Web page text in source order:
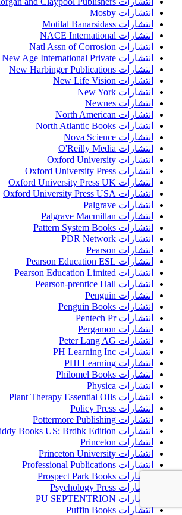
انتشارات Mosby
انتشارات Motilal Banarsidass
انتشارات NACE International
انتشارات Natl Assn of Corrosion
انتشارات New Age International Private
انتشارات New Harbinger Publications
انتشارات New Life Vision
انتشارات New York
انتشارات Newnes
انتشارات North American
انتشارات North Atlantic Books
انتشارات Nova Science
انتشارات O'Reilly Media
انتشارات Oxford University
انتشارات Oxford University Press
انتشارات Oxford University Press UK
انتشارات Oxford University Press USA
انتشارات Palgrave
انتشارات Palgrave Macmillan
انتشارات Pattern System Books
انتشارات PDR Network
انتشارات Pearson
انتشارات Pearson Education ESL
انتشارات Pearson Education Limited
انتشارات Pearson-prentice Hall
انتشارات Penguin
انتشارات Penguin Books
انتشارات Pentech Pr
انتشارات Pergamon
انتشارات Peter Lang AG
انتشارات PH Learning Inc
انتشارات PHI Learning
انتشارات Philomel Books
انتشارات Physica
انتشارات Plant Therapy Essential OIls
انتشارات Policy Press
انتشارات Pottermore Publishing
انتشارات Priddy Books US; Brdbk Edition
انتشارات Princeton
انتشارات Princeton University
انتشارات Professional Publications
انتشارات Prospect Park Books
انتشارات Psychology Press
انتشارات PU SEPTENTRION
انتشارات Puffin Books